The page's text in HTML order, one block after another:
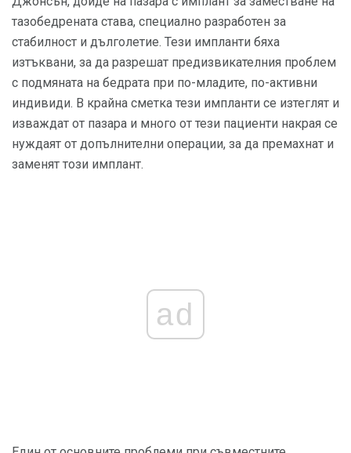
тазобедрената става, специално разработен за
стабилност и дълголетие. Тези импланти бяха
изтъквани, за да разрешат предизвикателния проблем
с подмяната на бедрата при по-младите, по-активни
индивиди. В крайна сметка тези импланти се изтеглят и
изваждат от пазара и много от тези пациенти накрая се
нуждаят от допълнителни операции, за да премахнат и
заменят този имплант.
ad